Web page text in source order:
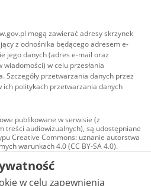
mogą zawierać adresy skrzynek
z odnośnika będącego adresem e-
jego danych (adres e-mail oraz
w celu przesłania
Szczegóły przetwarzania danych przez
ich politykach przetwarzania danych
publikowane w serwisie (z
treści audiowizualnych), są udostępniane
Creative Commons: uznanie autorstwa
warunkach 4.0 (CC BY-SA 4.0).
w tym zdjęcia, materiały
są udostępniane na licencji typu
uznanie autorstwa użycie
- bez utworów zależnych 4.0 (CC BY-
w celu zapewnienia